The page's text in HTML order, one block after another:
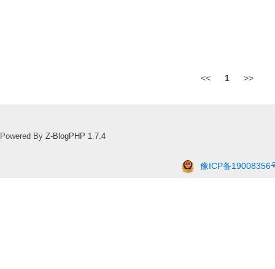
<< 1 >>
Powered By Z-BlogPHP 1.7.4
豫ICP备19008356